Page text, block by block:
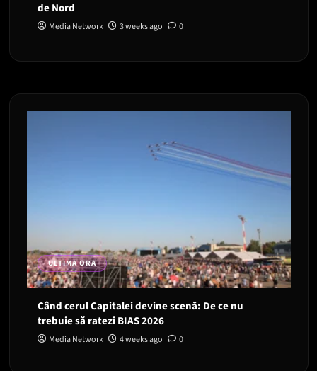
de Nord
Media Network 3 weeks ago 0
ULTIMA ORA
Când cerul Capitalei devine scenă: De ce nu
trebuie să ratezi BIAS 2026
Media Network 4 weeks ago 0